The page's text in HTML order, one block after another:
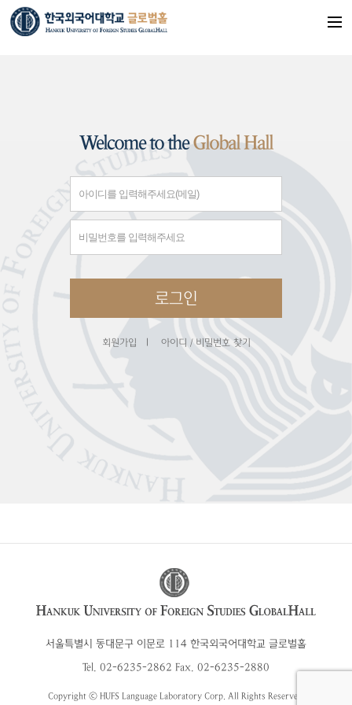
Welcome to theGlobal Hall
디
비
번
호
로그인
회원가입 | 아이디 / 비밀번호 찾기
서울특별시 동대문구 이문로 114 한국외국어대학교 글로벌홀
Tel. 02-6235-2862 Fax. 02-6235-2880
Copyright ⓒ HUFS Language Laboratory Corp. All Rights Reserved.